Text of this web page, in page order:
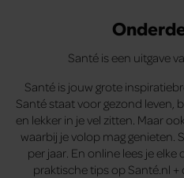
Santé is een uitgave
Santé is jouw grote
Santé staat voor gezond leven,
en lekker in je vel zitten. Maar
waarbij je volop mag genieten.
per jaar. En online lees je
praktische tips op Santé.nl +